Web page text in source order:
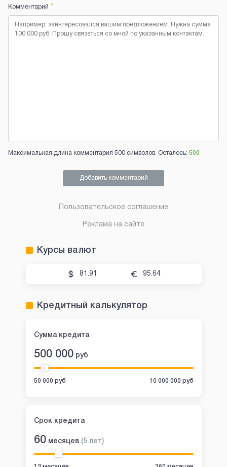
Комментарий *
Максимальная длина комментария 500 символов. Осталось: 500
Добавить комментарий
Пользовательское соглашение
Реклама на сайте
Курсы валют
81.91 95.64
Кредитный калькулятор
Сумма кредита
500 000 руб
50 000 руб 10 000 000 руб
Срок кредита
60 месяцев (5 лет)